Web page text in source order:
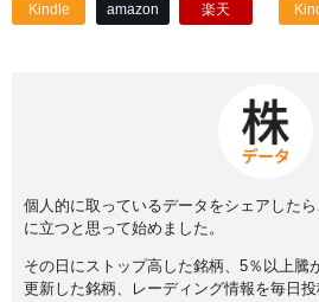
Kindle amazon 楽天
個人的に取っているデータをシェアした
に立つと思って始めました。
その日にストップ高した銘柄、5％以上騰
更新した銘柄、レーディング情報を毎日投